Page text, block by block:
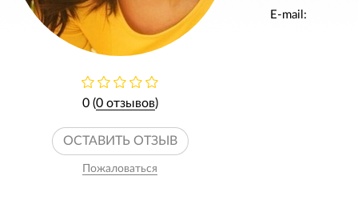
0 (0 отзывов)
ОСТАВИТЬ ОТЗЫВ
Пожаловаться
E-mail: